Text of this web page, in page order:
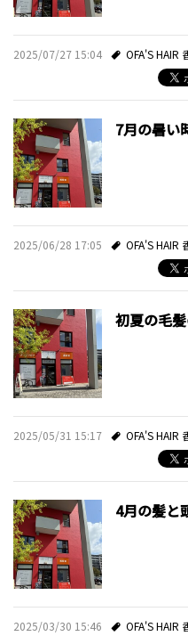
2025/07/27 15:04 OFA'S HAIR
7月の暑い
2025/06/28 17:05 OFA'S HAIR
初夏の毛
2025/05/31 15:17 OFA'S HAIR
4月の髪と
2025/03/30 15:46 OFA'S HAIR